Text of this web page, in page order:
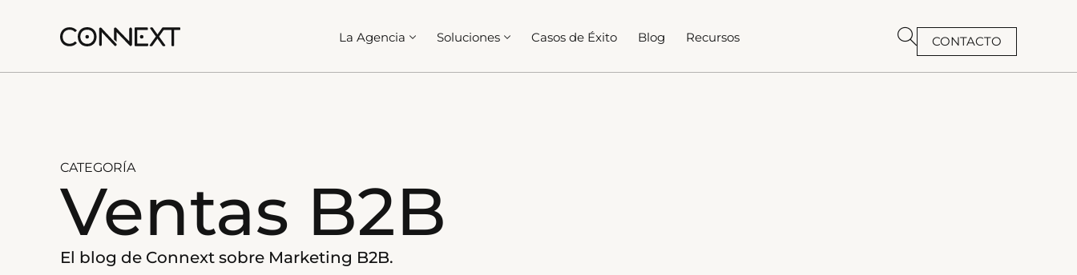
La Agencia Soluciones Casos de Éxito Blog Recursos CONTACTO
CATEGORÍA
Ventas B2B
El blog de Connext sobre Marketing B2B.